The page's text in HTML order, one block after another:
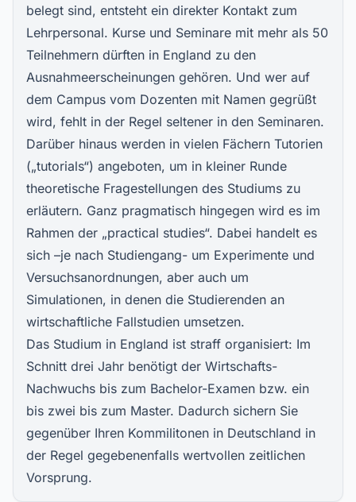
belegt sind, entsteht ein direkter Kontakt zum
Lehrpersonal. Kurse und Seminare mit mehr als 50
Teilnehmern dürften in England zu den
Ausnahmeerscheinungen gehören. Und wer auf
dem Campus vom Dozenten mit Namen gegrüßt
wird, fehlt in der Regel seltener in den Seminaren.
Darüber hinaus werden in vielen Fächern Tutorien
(„tutorials“) angeboten, um in kleiner Runde
theoretische Fragestellungen des Studiums zu
erläutern. Ganz pragmatisch hingegen wird es im
Rahmen der „practical studies“. Dabei handelt es
sich –je nach Studiengang- um Experimente und
Versuchsanordnungen, aber auch um
Simulationen, in denen die Studierenden an
wirtschaftliche Fallstudien umsetzen.
Das Studium in England ist straff organisiert: Im
Schnitt drei Jahr benötigt der Wirtschafts-
Nachwuchs bis zum Bachelor-Examen bzw. ein
bis zwei bis zum Master. Dadurch sichern Sie
gegenüber Ihren Kommilitonen in Deutschland in
der Regel gegebenenfalls wertvollen zeitlichen
Vorsprung.